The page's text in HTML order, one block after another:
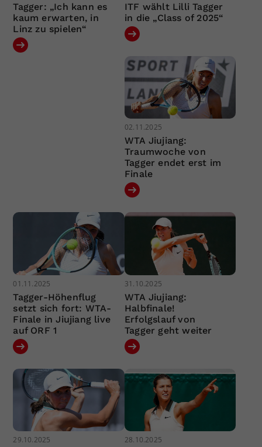
Tagger: „Ich kann es
kaum erwarten, in
Linz zu spielen“
ITF wählt Lilli Tagger
in die „Class of 2025“
02.11.2025
WTA Jiujiang:
Traumwoche von
Tagger endet erst im
Finale
01.11.2025
Tagger-Höhenflug
setzt sich fort: WTA-
Finale in Jiujiang live
auf ORF 1
31.10.2025
WTA Jiujiang:
Halbfinale!
Erfolgslauf von
Tagger geht weiter
29.10.2025 28.10.2025